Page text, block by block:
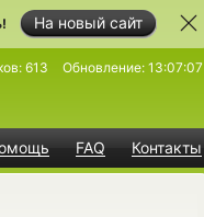
На новый сайт
FAQ Контакты
613 Обновление: 13:07:07